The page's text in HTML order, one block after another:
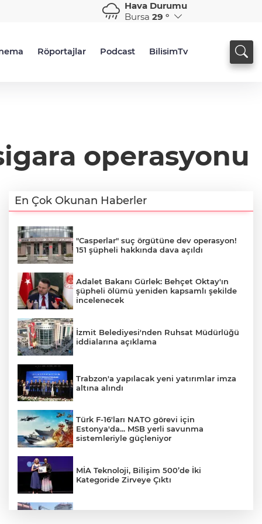
Hava Durumu
Bursa 29 °
Röportajlar Podcast BilisimTv
operasyonu
En Çok Okunan Haberler
"Casperlar" suç örgütüne dev operasyon!
151 şüpheli hakkında dava açıldı
Adalet Bakanı Gürlek: Behçet Oktay'ın
şüpheli ölümü yeniden kapsamlı şekilde
incelenecek
İzmit Belediyesi'nden Ruhsat Müdürlüğü
iddialarına açıklama
Trabzon'a yapılacak yeni yatırımlar imza
altına alındı
Türk F-16'ları NATO görevi için
Estonya'da... MSB yerli savunma
sistemleriyle güçleniyor
MİA Teknoloji, Bilişim 500’de İki
Kategoride Zirveye Çıktı